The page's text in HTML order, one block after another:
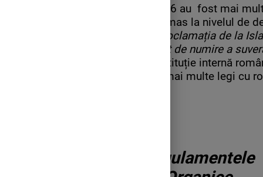
Până în 1866 au fost mai
Unele au rămas la nivelul de
Proclamația de la
Osăbitul act de numire a
Prima constituție internă
funcționat mai multe legi cu
Regulamentele